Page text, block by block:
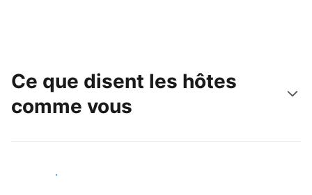
Ce que disent les hôtes
comme vous
Devenir hôte